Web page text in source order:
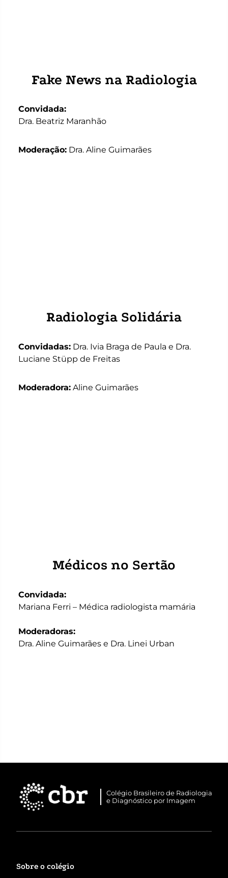
Fake News na Radiologia
Convidada:
Dra. Beatriz Maranhão
Moderação: Dra. Aline Guimarães
Radiologia Solidária
Convidadas: Dra. Ivia Braga de Paula e Dra.
Luciane Stüpp de Freitas
Moderadora: Aline Guimarães
Médicos no Sertão
Convidada:
Mariana Ferri – Médica radiologista mamária
Moderadoras:
Dra. Aline Guimarães e Dra. Linei Urban
Colégio Brasileiro de Radiologia
e Diagnóstico por Imagem
Sobre o colégio